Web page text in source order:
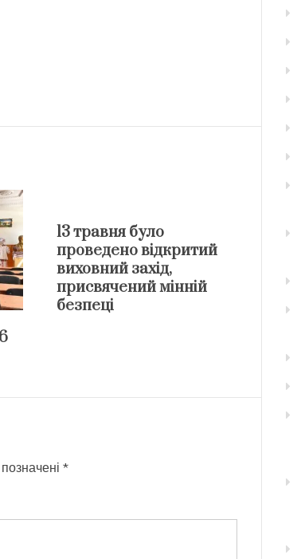
13 травня було
проведено відкритий
виховний захід,
присвячений мінній
безпеці
*